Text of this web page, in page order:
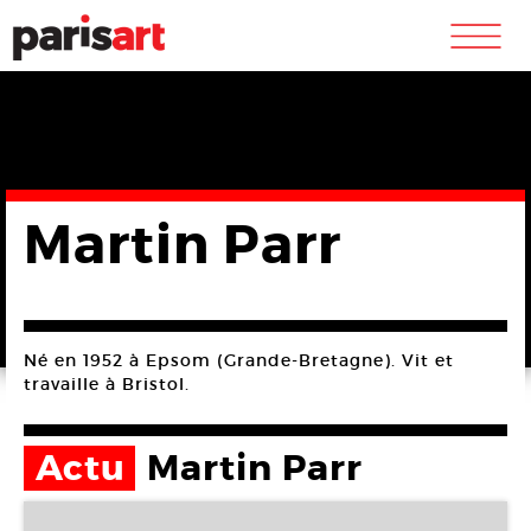
m
Martin Parr
Né en 1952 à Epsom (Grande-Bretagne). Vit et
travaille à Bristol.
Actu Martin Parr